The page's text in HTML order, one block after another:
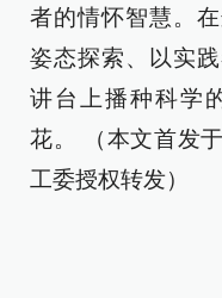
者的情怀智慧。
姿态探索、以实
讲台上播种科学
花。
（本文首发
工委授权转发）